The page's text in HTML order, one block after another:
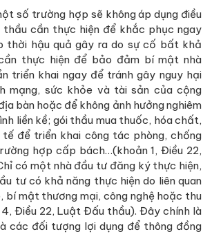
số trường hợp sẽ không áp dụng điều
thầu cần thực hiện để khắc phục ngay
thời hậu quả gây ra do sự cố bất khả
thực hiện để bảo đảm bí mật nhà
triển khai ngay để tránh gây nguy hại
mạng, sức khỏe và tài sản của cộng
bàn hoặc để không ảnh hưởng nghiêm
liền kề; gói thầu mua thuốc, hóa chất,
để triển khai công tác phòng, chống
hợp cấp bách…(khoản 1, Điều 22,
có một nhà đầu tư đăng ký thực hiện,
tư có khả năng thực hiện do liên quan
bí mật thương mại, công nghệ hoặc thu
Điều 22, Luật Đấu thầu). Đây chính là
các đối tượng lợi dụng để thông đồng